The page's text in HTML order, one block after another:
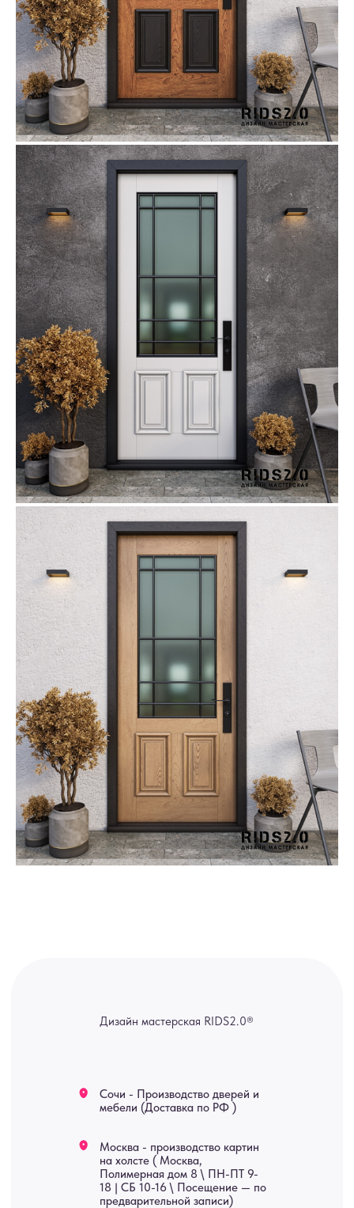
О нас
Возврат
Мебель
Картины
Панно
Двери
© 2015-2026 Все права защищены. Не является офертой,
окончательные цены указываются в счете-спецификации.
Отделка
Механизмы
Блог
Услуги
А еще мы делаем
изделия на заказ
• Договор публичной оферты
• Политика обработки персональных данных
• Согласие на обработку персональных данных
ridsloft@gmail.com
+7 958 581 3200
В КАТАЛОГ
ИНН 772071865424
Оплата
Купить межкомнатные распашные двери, входные двери, амбарные
двери, раздвижные двери, подвесные двери, интерьерные картины,
стеновые панели, лофт мебель с доставкой во все города России:
Москва, Санкт-Петербург, Екатеринбург, Новосибирск, Нижний
Новгород, Самара, Сургут, Казань, Омск, Челябинск, Ростов-на-
Дону, Уфа, Волгоград, Пермь, Красноярск, Воронеж, Краснодар,
Пенза, Рязань, Саратов, Тольятти, Волгоград, Астрахань,
Владивосток, Ярославль, Ульяновск, Барнаул, Иркутск, Тюмень,
Хабаровск, Новокузнецк, Оренбург, Кемерово, Ижевск, Томск,
Набережные Челны, Липецк Казахстан, Алматы, Астана, Павлодар,
Усть - Каменногорск, Сочи.
Яндекс отзывы
• Карта сайта